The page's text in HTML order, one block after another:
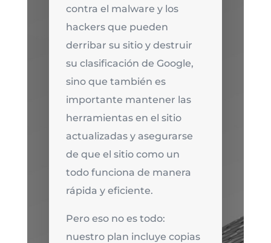
contra el malware y los
hackers que pueden
derribar su sitio y destruir
su clasificación de Google,
sino que también es
importante mantener las
herramientas en el sitio
actualizadas y asegurarse
de que el sitio como un
todo funciona de manera
rápida y eficiente.
Pero eso no es todo:
nuestro plan incluye copias